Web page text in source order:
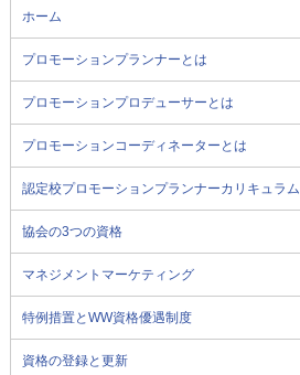
ホーム
プロモーションプランナーとは
プロモーションプロデューサーとは
プロモーションコーディネーターとは
認定校プロモーションプランナーカリキュラム
協会の3つの資格
マネジメントマーケティング
特例措置とWW資格優遇制度
資格の登録と更新